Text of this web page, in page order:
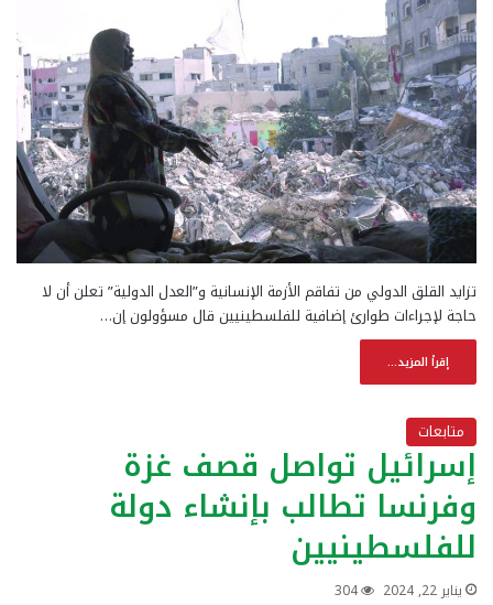
تزايد القلق الدولي من تفاقم الأزمة الإنسانية و”العدل الدولية” تعلن أن لا
حاجة لإجراءات طوارئ إضافية للفلسطينيين قال مسؤولون إن…
إقرأ المزيد...
متابعات
إسرائيل تواصل قصف غزة
وفرنسا تطالب بإنشاء دولة
للفلسطينيين
يناير 22, 2024 304